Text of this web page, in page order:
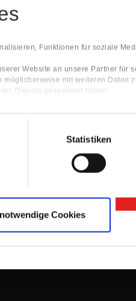
Funktionen für soziale
Website an unsere Partner für
mit weiteren Daten
Dienste gesammelt haben.
Statistiken
Cookies
Contact Person
Contact form